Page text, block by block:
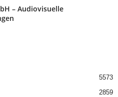
– Audiovisuelle
5573
2859